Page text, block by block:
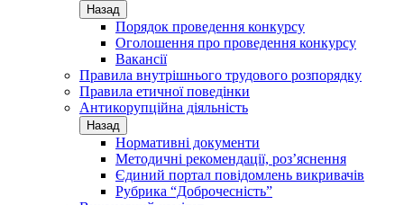
Назад
Порядок проведення конкурсу
Оголошення про проведення конкурсу
Вакансії
Правила внутрішнього трудового розпорядку
Правила етичної поведінки
Антикорупційна діяльність
Назад
Нормативні документи
Методичні рекомендації, роз’яснення
Єдиний портал повідомлень викривачів
Рубрика “Доброчесність”